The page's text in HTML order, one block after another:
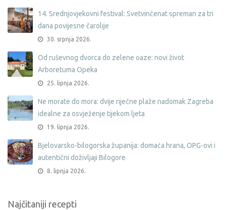
14. Srednjovjekovni festival: Svetvinčenat spreman za tri
dana povijesne čarolije
30. srpnja 2026.
Od ruševnog dvorca do zelene oaze: novi život
Arboretuma Opeka
25. lipnja 2026.
Ne morate do mora: dvije riječne plaže nadomak Zagreba
idealne za osvježenje tijekom ljeta
19. lipnja 2026.
Bjelovarsko-bilogorska županija: domaća hrana, OPG-ovi i
autentični doživljaji Bilogore
8. lipnja 2026.
Najčitaniji recepti